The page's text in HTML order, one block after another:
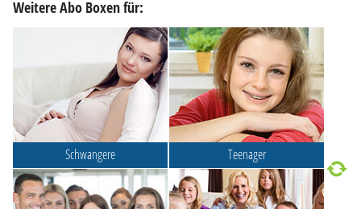
Weitere Abo Boxen für:
Schwangere Teenager